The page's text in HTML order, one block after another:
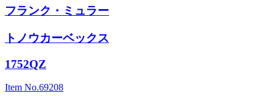
フランク・ミュラー
トノウカーベックス
1752QZ
Item No.69208